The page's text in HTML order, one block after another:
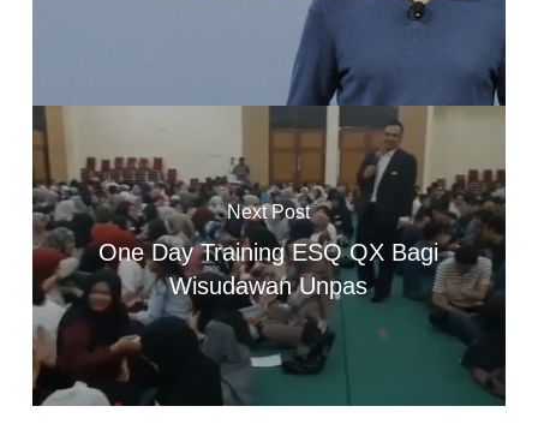
Next Post
One Day Training ESQ QX Bagi
Wisudawan Unpas